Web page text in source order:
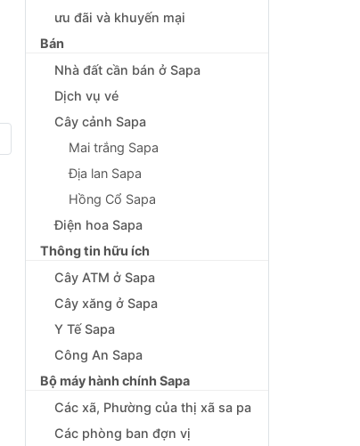
ưu đãi và khuyến mại
Bán
Nhà đất cần bán ở Sapa
Dịch vụ vé
Cây cảnh Sapa
Mai trắng Sapa
Địa lan Sapa
Hồng Cổ Sapa
Điện hoa Sapa
Thông tin hữu ích
Cây ATM ở Sapa
Cây xăng ở Sapa
Y Tế Sapa
Công An Sapa
Bộ máy hành chính Sapa
Các xã, Phường của thị xã sa pa
Các phòng ban đợn vị